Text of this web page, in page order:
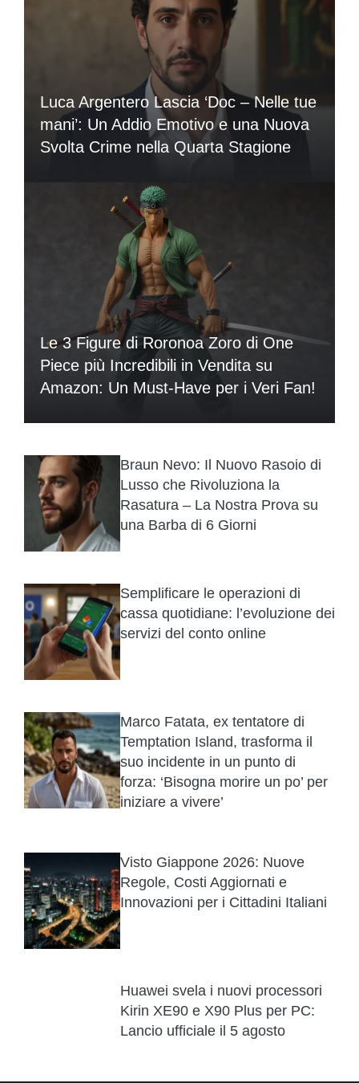
Luca Argentero Lascia ‘Doc – Nelle tue
mani’: Un Addio Emotivo e una Nuova
Svolta Crime nella Quarta Stagione
Le 3 Figure di Roronoa Zoro di One
Piece più Incredibili in Vendita su
Amazon: Un Must-Have per i Veri Fan!
Braun Nevo: Il Nuovo Rasoio di
Lusso che Rivoluziona la
Rasatura – La Nostra Prova su
una Barba di 6 Giorni
Semplificare le operazioni di
cassa quotidiane: l’evoluzione dei
servizi del conto online
Marco Fatata, ex tentatore di
Temptation Island, trasforma il
suo incidente in un punto di
forza: ‘Bisogna morire un po’ per
iniziare a vivere’
Visto Giappone 2026: Nuove
Regole, Costi Aggiornati e
Innovazioni per i Cittadini Italiani
Huawei svela i nuovi processori
Kirin XE90 e X90 Plus per PC:
Lancio ufficiale il 5 agosto